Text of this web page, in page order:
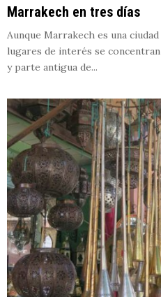
Marrakech en tres días
Aunque Marrakech es una
lugares de interés se
y parte antigua de...